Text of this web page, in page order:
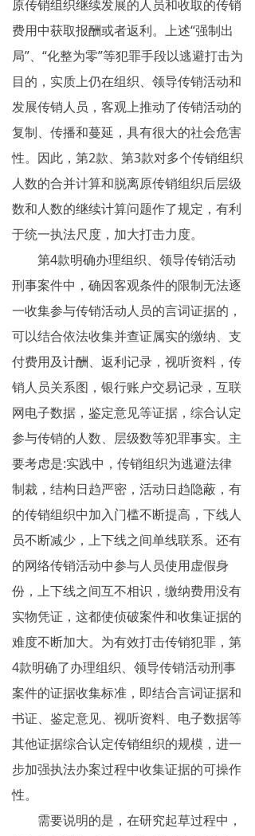
原传销组织继续发展的人员和收取的传销
费用中获取报酬或者返利。上述“强制出
局”、“化整为零”等犯罪手段以逃避打击为
目的，实质上仍在组织、领导传销活动和
发展传销人员，客观上推动了传销活动的
复制、传播和蔓延，具有很大的社会危害
性。因此，第2款、第3款对多个传销组织
人数的合并计算和脱离原传销组织后层级
数和人数的继续计算问题作了规定，有利
于统一执法尺度，加大打击力度。
第4款明确办理组织、领导传销活动
刑事案件中，确因客观条件的限制无法逐
一收集参与传销活动人员的言词证据的，
可以结合依法收集并查证属实的缴纳、支
付费用及计酬、返利记录，视听资料，传
销人员关系图，银行账户交易记录，互联
网电子数据，鉴定意见等证据，综合认定
参与传销的人数、层级数等犯罪事实。主
要考虑是:实践中，传销组织为逃避法律
制裁，结构日趋严密，活动日趋隐蔽，有
的传销组织中加入门槛不断提高，下线人
员不断减少，上下线之间单线联系。还有
的网络传销活动中参与人员使用虚假身
份，上下线之间互不相识，缴纳费用没有
实物凭证，这都使侦破案件和收集证据的
难度不断加大。为有效打击传销犯罪，第
4款明确了办理组织、领导传销活动刑事
案件的证据收集标准，即结合言词证据和
书证、鉴定意见、视听资料、电子数据等
其他证据综合认定传销组织的规模，进一
步加强执法办案过程中收集证据的可操作
性。
需要说明的是，在研究起草过程中，